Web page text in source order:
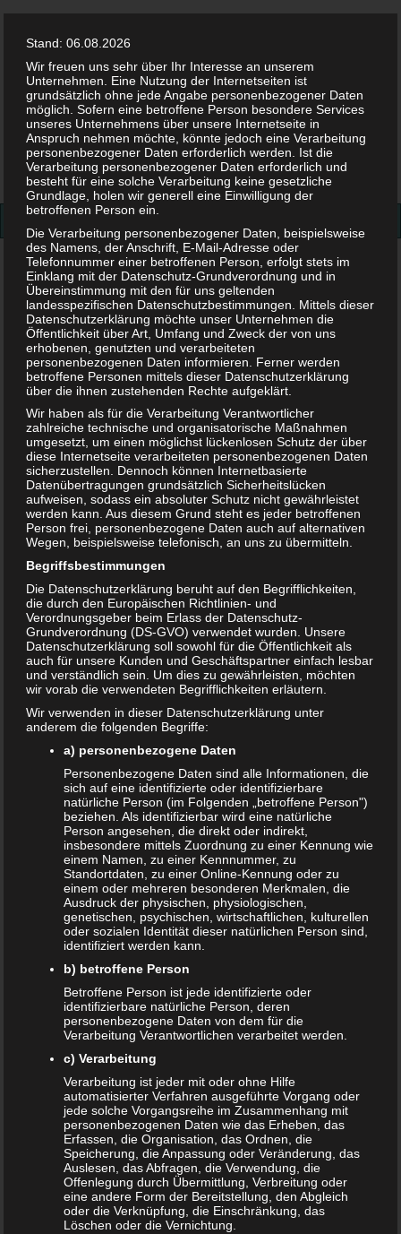
Facebook
Twitter
Suchen
nach:
Schiffchen-Anleitung-4
Schiffchen-Anleitung-4
24. JULI 2018
Bewertung:
l
e
n
Redakteur:admin1
Auch interessant:
Beitragsnavigation
← Schiffchen aus Papier bauen
Schreibe einen Kommentar
Deine E-Mail-Adresse wird nicht veröffentlicht.
Erforderliche Felder sind mit
Kommentar*
Stand: 06.08.2026
Wir freuen uns sehr über Ihr Interesse an unserem
Unternehmen. Eine Nutzung der Internetseiten ist
grundsätzlich ohne jede Angabe personenbezogener Daten
möglich. Sofern eine betroffene Person besondere Services
unseres Unternehmens über unsere Internetseite in
Anspruch nehmen möchte, könnte jedoch eine Verarbeitung
personenbezogener Daten erforderlich werden. Ist die
Verarbeitung personenbezogener Daten erforderlich und
besteht für eine solche Verarbeitung keine gesetzliche
Grundlage, holen wir generell eine Einwilligung der
betroffenen Person ein.
Die Verarbeitung personenbezogener Daten, beispielsweise
des Namens, der Anschrift, E-Mail-Adresse oder
Telefonnummer einer betroffenen Person, erfolgt stets im
Einklang mit der Datenschutz-Grundverordnung und in
Übereinstimmung mit den für uns geltenden
landesspezifischen Datenschutzbestimmungen. Mittels dieser
Datenschutzerklärung möchte unser Unternehmen die
Öffentlichkeit über Art, Umfang und Zweck der von uns
erhobenen, genutzten und verarbeiteten
personenbezogenen Daten informieren. Ferner werden
betroffene Personen mittels dieser Datenschutzerklärung
über die ihnen zustehenden Rechte aufgeklärt.
Wir haben als für die Verarbeitung Verantwortlicher
zahlreiche technische und organisatorische Maßnahmen
umgesetzt, um einen möglichst lückenlosen Schutz der über
diese Internetseite verarbeiteten personenbezogenen Daten
sicherzustellen. Dennoch können Internetbasierte
Datenübertragungen grundsätzlich Sicherheitslücken
aufweisen, sodass ein absoluter Schutz nicht gewährleistet
werden kann. Aus diesem Grund steht es jeder betroffenen
Person frei, personenbezogene Daten auch auf alternativen
Wegen, beispielsweise telefonisch, an uns zu übermitteln.
Begriffsbestimmungen
Die Datenschutzerklärung beruht auf den Begrifflichkeiten,
die durch den Europäischen Richtlinien- und
Verordnungsgeber beim Erlass der Datenschutz-
Grundverordnung (DS-GVO) verwendet wurden. Unsere
Datenschutzerklärung soll sowohl für die Öffentlichkeit als
auch für unsere Kunden und Geschäftspartner einfach lesbar
und verständlich sein. Um dies zu gewährleisten, möchten
wir vorab die verwendeten Begrifflichkeiten erläutern.
Wir verwenden in dieser Datenschutzerklärung unter
anderem die folgenden Begriffe:
a) personenbezogene Daten
Personenbezogene Daten sind alle Informationen, die
sich auf eine identifizierte oder identifizierbare
natürliche Person (im Folgenden „betroffene Person")
beziehen. Als identifizierbar wird eine natürliche
Person angesehen, die direkt oder indirekt,
insbesondere mittels Zuordnung zu einer Kennung wie
einem Namen, zu einer Kennnummer, zu
Standortdaten, zu einer Online-Kennung oder zu
einem oder mehreren besonderen Merkmalen, die
Ausdruck der physischen, physiologischen,
genetischen, psychischen, wirtschaftlichen, kulturellen
oder sozialen Identität dieser natürlichen Person sind,
identifiziert werden kann.
b) betroffene Person
Betroffene Person ist jede identifizierte oder
identifizierbare natürliche Person, deren
personenbezogene Daten von dem für die
Verarbeitung Verantwortlichen verarbeitet werden.
c) Verarbeitung
Verarbeitung ist jeder mit oder ohne Hilfe
automatisierter Verfahren ausgeführte Vorgang oder
jede solche Vorgangsreihe im Zusammenhang mit
personenbezogenen Daten wie das Erheben, das
Erfassen, die Organisation, das Ordnen, die
Speicherung, die Anpassung oder Veränderung, das
Auslesen, das Abfragen, die Verwendung, die
Offenlegung durch Übermittlung, Verbreitung oder
eine andere Form der Bereitstellung, den Abgleich
oder die Verknüpfung, die Einschränkung, das
Löschen oder die Vernichtung.